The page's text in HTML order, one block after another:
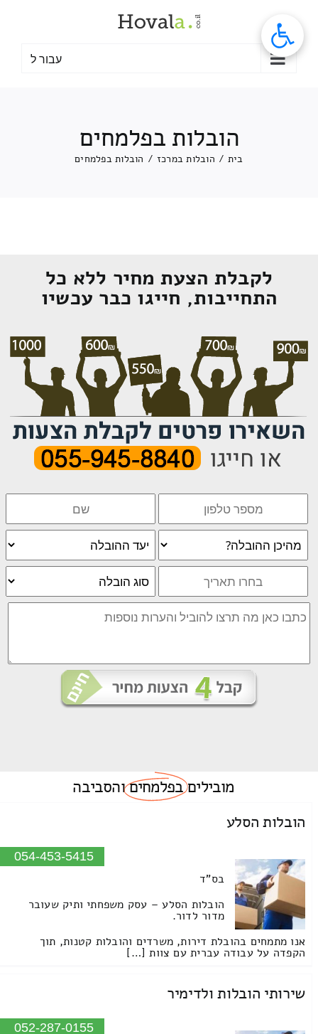
עבור ל
הובלות בפלמחים
בית / הובלות במרכז / הובלות בפלמחים
לקבלת הצעת מחיר ללא כל
התחייבות, חייגו כבר עכשיו
מוביליםבפלמחיםוהסביבה
הובלות הסלע
054-453-5415
בס"ד
הובלות הסלע – עסק משפחתי ותיק שעובר
מדור לדור.
אנו מתמחים בהובלת דירות, משרדים והובלות קטנות, תוך
הקפדה על עבודה עברית עם צוות […]
שירותי הובלות ולדימיר
052-287-0155